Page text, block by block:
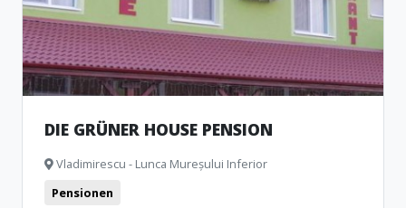
DIE GRÜNER HOUSE PENSION
Vladimirescu - Lunca Mureșului Inferior
Pensionen